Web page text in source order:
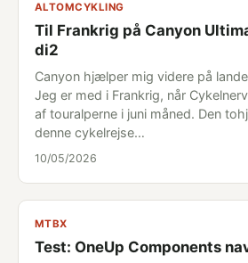
ALTOMCYKLING
Til Frankrig på Canyon
di2
Canyon hjælper mig videre på
Jeg er med i Frankrig, når
af touralperne i juni måned. Den
denne cykelrejse…
10/05/2026
MTBX
Test: OneUp Components